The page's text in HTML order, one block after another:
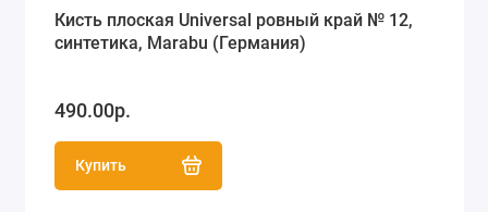
Кисть плоская Universal ровный край № 12,
синтетика, Marabu (Германия)
490.00р.
Купить